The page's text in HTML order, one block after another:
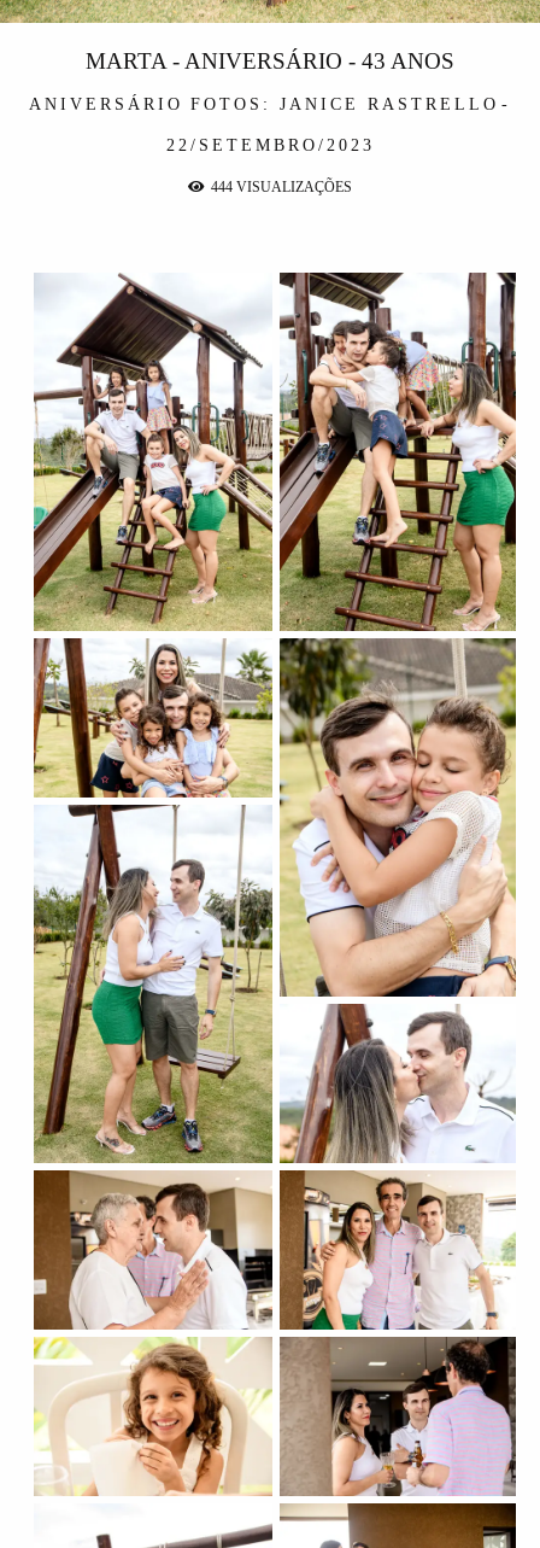
ANIVERSÁRIO FOTOS: JANICE RASTRELLO
22/SETEMBRO/2023
MARTA - ANIVERSÁRIO - 43 ANOS
444 VISUALIZAÇÕES